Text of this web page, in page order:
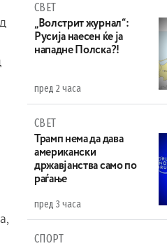
СВЕТ
„Волстрит журнал“:
Русија наесен ќе ја
нападне Полска?!
пред 2 часа
СВЕТ
Трамп нема да дава
американски
државјанства само по
раѓање
пред 3 часа
СПОРТ